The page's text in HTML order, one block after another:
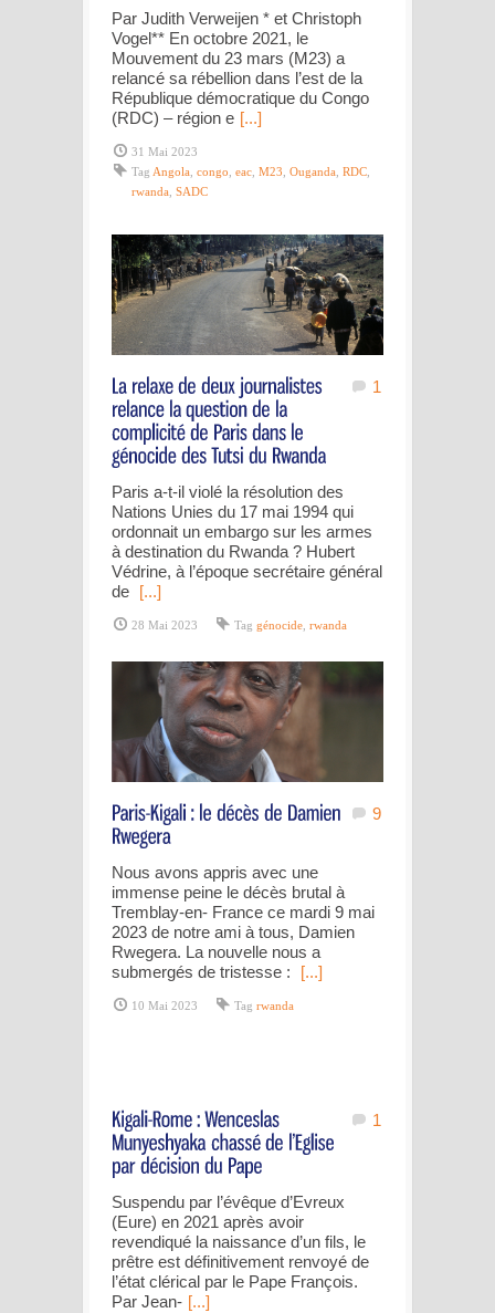
Par Judith Verweijen * et Christoph
Vogel** En octobre 2021, le
Mouvement du 23 mars (M23) a
relancé sa rébellion dans l’est de la
République démocratique du Congo
(RDC) – région e [...]
31 Mai 2023
Tag Angola congo eac M23 Ouganda RDC
rwanda SADC
1
Paris a-t-il violé la résolution des
Nations Unies du 17 mai 1994 qui
ordonnait un embargo sur les armes
à destination du Rwanda ? Hubert
Védrine, à l’époque secrétaire général
de [...]
28 Mai 2023 Tag génocide rwanda
9
Nous avons appris avec une
immense peine le décès brutal à
Tremblay-en- France ce mardi 9 mai
2023 de notre ami à tous, Damien
Rwegera. La nouvelle nous a
submergés de tristesse :
[...]
10 Mai 2023 Tag rwanda
1
Suspendu par l’évêque d’Evreux
(Eure) en 2021 après avoir
revendiqué la naissance d’un fils, le
prêtre est définitivement renvoyé de
l’état clérical par le Pape François.
Par Jean- [...]